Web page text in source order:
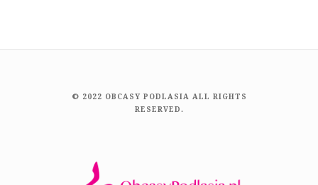
© 2022 OBCASY PODLASIA ALL RIGHTS
RESERVED.